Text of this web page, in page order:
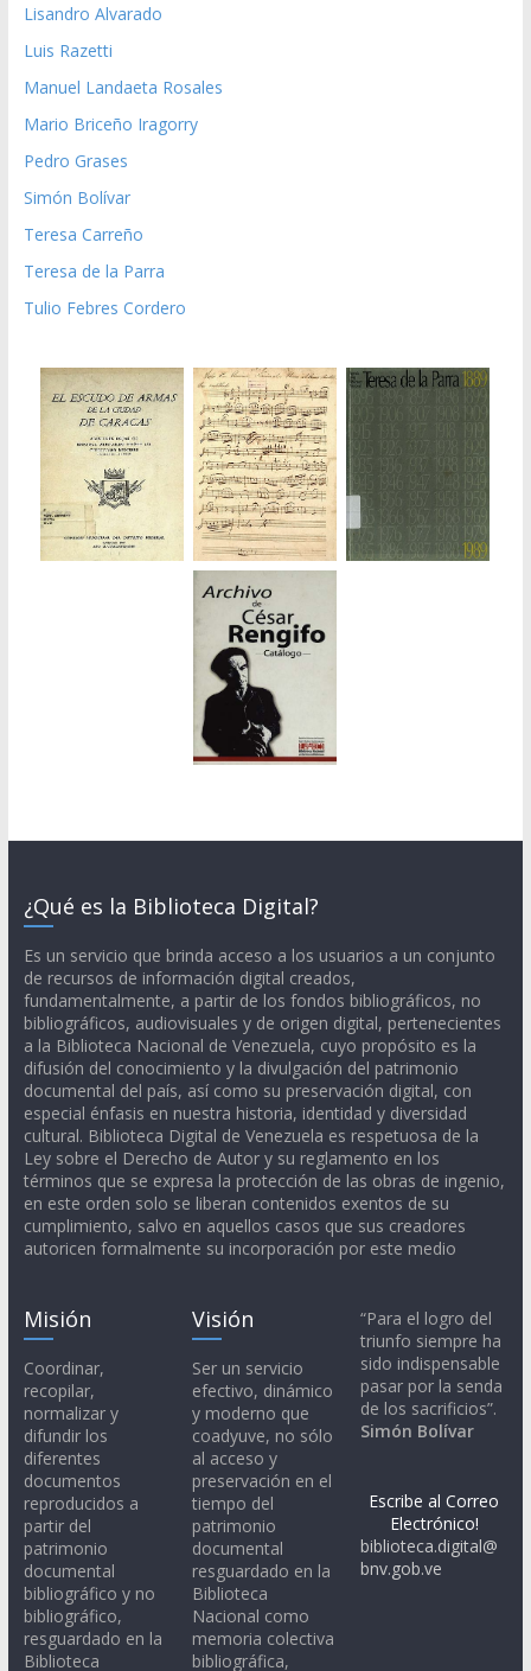
Lisandro Alvarado
Luis Razetti
Manuel Landaeta Rosales
Mario Briceño Iragorry
Pedro Grases
Simón Bolívar
Teresa Carreño
Teresa de la Parra
Tulio Febres Cordero
¿Qué es la Biblioteca Digital?
Es un servicio que brinda acceso a los usuarios a un conjunto
de recursos de información digital creados,
fundamentalmente, a partir de los fondos bibliográficos, no
bibliográficos, audiovisuales y de origen digital, pertenecientes
a la Biblioteca Nacional de Venezuela, cuyo propósito es la
difusión del conocimiento y la divulgación del patrimonio
documental del país, así como su preservación digital, con
especial énfasis en nuestra historia, identidad y diversidad
cultural. Biblioteca Digital de Venezuela es respetuosa de la
Ley sobre el Derecho de Autor y su reglamento en los
términos que se expresa la protección de las obras de ingenio,
en este orden solo se liberan contenidos exentos de su
cumplimiento, salvo en aquellos casos que sus creadores
autoricen formalmente su incorporación por este medio
Misión
Coordinar,
recopilar,
normalizar y
difundir los
diferentes
documentos
reproducidos a
partir del
patrimonio
documental
bibliográfico y no
bibliográfico,
resguardado en la
Biblioteca
Visión
Ser un servicio
efectivo, dinámico
y moderno que
coadyuve, no sólo
al acceso y
preservación en el
tiempo del
patrimonio
documental
resguardado en la
Biblioteca
Nacional como
memoria colectiva
bibliográfica,
“Para el logro del
triunfo siempre ha
sido indispensable
pasar por la senda
de los sacrificios”.
Simón Bolívar
Escribe al Correo
Electrónico!
biblioteca.digital@
bnv.gob.ve